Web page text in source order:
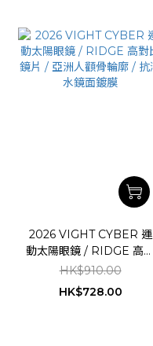
2026 VIGHT CYBER 運
動太陽眼鏡 / RIDGE 高對
比鏡片 / 亞洲人顴骨輪廓 /
抗潑水鏡面鍍膜
HK$910.00
HK$728.00